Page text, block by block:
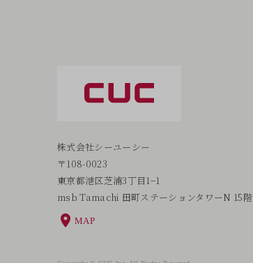
株式会社シーユーシー
〒108-0023
東京都港区芝浦3丁目1−1
msb Tamachi 田町ステーションタワーN 15階
MAP